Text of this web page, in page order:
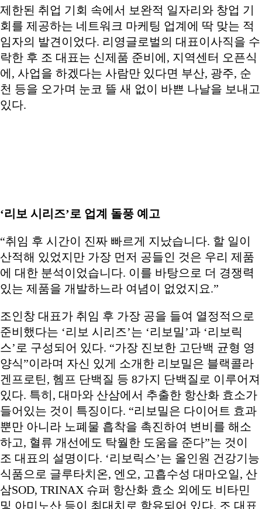
제한된 취업 기회 속에서 보완적 일자리와 창업 기
회를 제공하는 네트워크 마케팅 업계에 딱 맞는 적
임자의 발견이었다. 리영글로벌의 대표이사직을 수
락한 후 조 대표는 신제품 준비에, 지역센터 오픈식
에, 사업을 하겠다는 사람만 있다면 부산, 광주, 순
천 등을 오가며 눈코 뜰 새 없이 바쁜 나날을 보내고
있다.
‘리보 시리즈’로 업계 돌풍 예고
“취임 후 시간이 진짜 빠르게 지났습니다. 할 일이
산적해 있었지만 가장 먼저 공들인 것은 우리 제품
에 대한 분석이었습니다. 이를 바탕으로 더 경쟁력
있는 제품을 개발하느라 여념이 없었지요.”
조인창 대표가 취임 후 가장 공을 들여 열정적으로
준비했다는 ‘리보 시리즈’는 ‘리보밀’과 ‘리보릭
스’로 구성되어 있다. “가장 진보한 고단백 균형 영
양식”이라며 자신 있게 소개한 리보밀은 블랙콜라
겐프로틴, 헴프 단백질 등 8가지 단백질로 이루어져
있다. 특히, 대마와 산삼에서 추출한 항산화 효소가
들어있는 것이 특징이다. “리보밀은 다이어트 효과
뿐만 아니라 노폐물 흡착을 촉진하여 변비를 해소
하고, 혈류 개선에도 탁월한 도움을 준다”는 것이
조 대표의 설명이다. ‘리보릭스’는 올인원 건강기능
식품으로 글루타치온, 엔오, 고흡수성 대마오일, 산
삼SOD, TRINAX 슈퍼 항산화 효소 외에도 비타민
및 아미노산 등이 최대치로 함유되어 있다. 조 대표